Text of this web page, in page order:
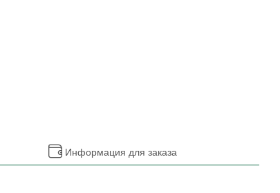
Информация для заказа